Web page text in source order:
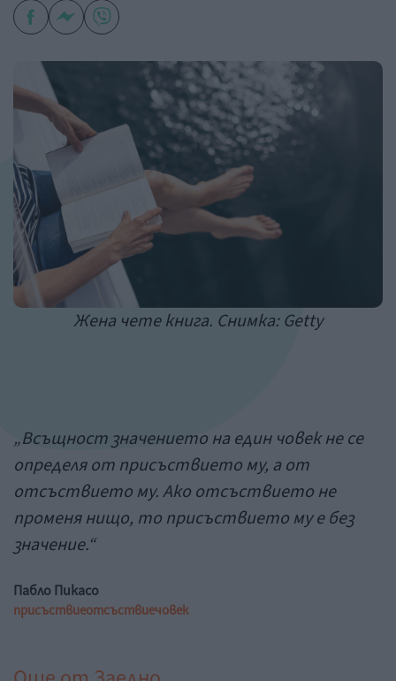
Жена чете книга. Снимка: Getty
„Всъщност значението на един човек не се
определя от присъствието му, а от
отсъствието му. Ако отсъствието не
променя нищо, то присъствието му е без
значение.“
Пабло Пикасо
присъствиеотсъствиечовек